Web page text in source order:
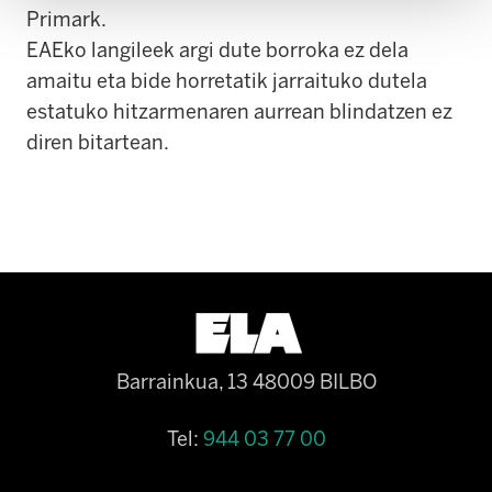
Primark.
EAEko langileek argi dute borroka ez dela
amaitu eta bide horretatik jarraituko dutela
estatuko hitzarmenaren aurrean blindatzen ez
diren bitartean.
Barrainkua, 13 48009 BILBO
Tel: 944 03 77 00